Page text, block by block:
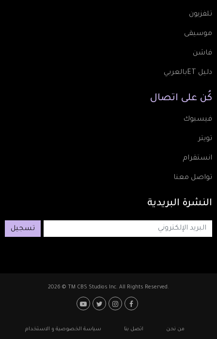
تلفزيون
موسيقى
فاشن
دليل ETبالعربي
كُن على اتصال
فيسبوك
تويتر
انستقرام
تواصل معنا
النشرة البريدية
تسجيل
2026 © TM CBS Studios Inc. All Rights Reserved.
Footer: Social Media
Footerمن نحن اتصل بنا سياسة الخصوصية و الاستخدام